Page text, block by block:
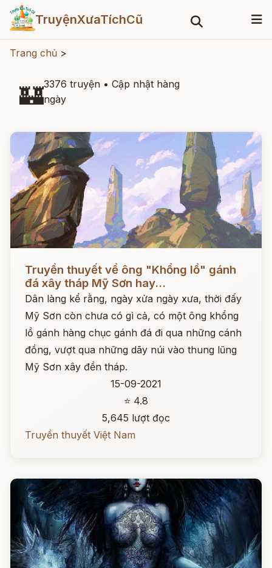
TruyệnXưaTíchCũ
Trang chủ >
🏰3376 truyện • Cập nhật hàng
ngày
Đọc ngay
Truyền thuyết về ông "Khổng lồ" gánh
đá xây tháp Mỹ Sơn hay...
Dân làng kể rằng, ngày xửa ngày xưa, thời đấy
Mỹ Sơn còn chưa có gì cả, có một ông khổng
lồ gánh hàng chục gánh đá đi qua những cánh
đồng, vượt qua những dãy núi vào thung lũng
Mỹ Sơn xây đền tháp.
15-09-2021
⭐ 4.8
5,645 lượt đọc
Truyền thuyết Việt Nam